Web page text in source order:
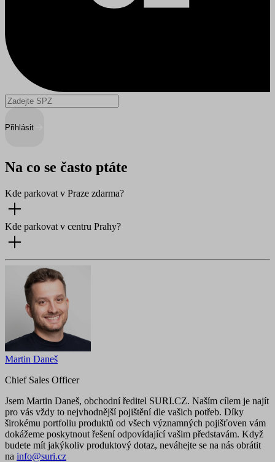
Přihlásit
Na co se často ptáte
Kde parkovat v Praze zdarma?
Kde parkovat v centru Prahy?
Martin Daneš
Chief Sales Officer
Jsem Martin Daneš, obchodní ředitel SURI.CZ. Naším cílem je najít
pro vás vždy to nejvhodnější pojištění dle vašich potřeb. Díky
širokému portfoliu produktů od všech významných pojišťoven vám
dokážeme poskytnout řešení odpovídající vašim představám. Když
budete mít jakýkoliv produktový dotaz, neváhejte se na nás obrátit
na info@suri.cz